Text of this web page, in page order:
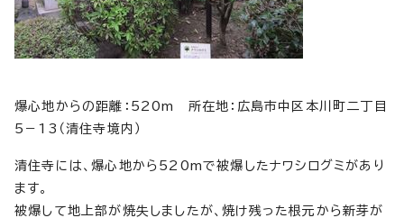
爆心地からの距離：520m 所在地：広島市中区本川町二丁目
5－13（清住寺境内）
清住寺には、爆心地から520mで被爆したナワシログミがあり
ます。
被爆して地上部が焼失しましたが、焼け残った根元から新芽が